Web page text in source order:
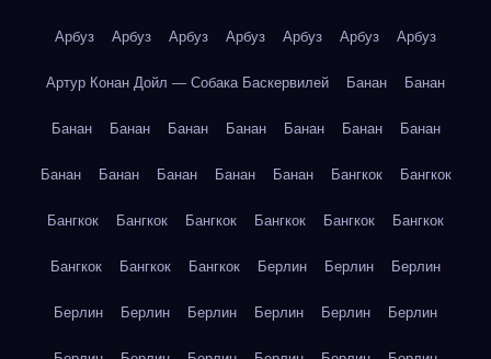
Арбуз Арбуз Арбуз Арбуз Арбуз Арбуз Арбуз
Артур Конан Дойл — Собака Баскервилей Банан Банан
Банан Банан Банан Банан Банан Банан Банан
Банан Банан Банан Банан Банан Бангкок Бангкок
Бангкок Бангкок Бангкок Бангкок Бангкок Бангкок
Бангкок Бангкок Бангкок Берлин Берлин Берлин
Берлин Берлин Берлин Берлин Берлин Берлин